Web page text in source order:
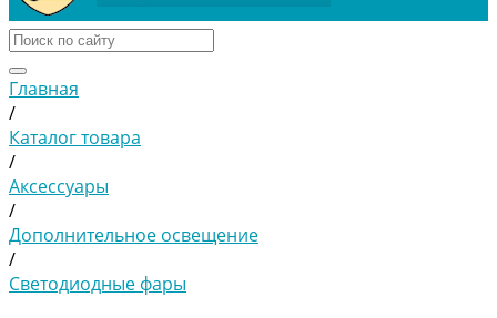
Главная
/
Каталог товара
/
Аксессуары
/
Дополнительное освещение
/
Светодиодные фары